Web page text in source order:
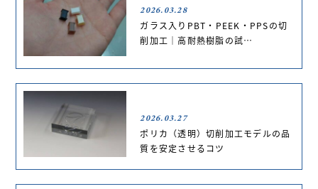
2026.03.28
ガラス入りPBT・PEEK・PPSの切
削加工｜高耐熱樹脂の試…
2026.03.27
ポリカ（透明）切削加工モデルの品
質を安定させるコツ